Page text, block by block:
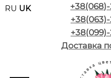
RU UK
+38(068)-
+38(063)-
+38(099)-
Доставка